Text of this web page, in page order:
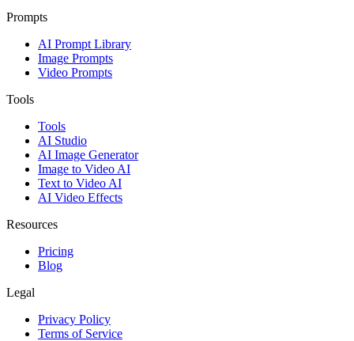
Prompts
AI Prompt Library
Image Prompts
Video Prompts
Tools
Tools
AI Studio
AI Image Generator
Image to Video AI
Text to Video AI
AI Video Effects
Resources
Pricing
Blog
Legal
Privacy Policy
Terms of Service